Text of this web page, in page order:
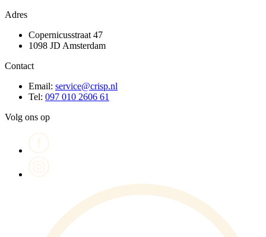
Adres
Copernicusstraat 47
1098 JD Amsterdam
Contact
Email: service@crisp.nl
Tel: 097 010 2606 61
Volg ons op